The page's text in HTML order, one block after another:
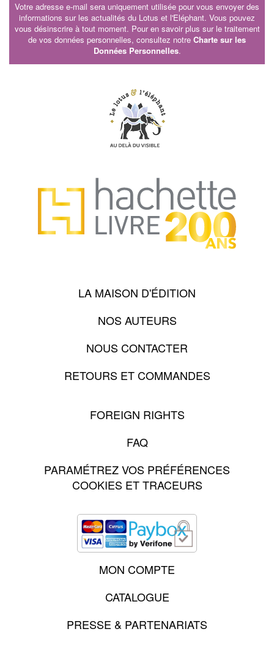
Votre adresse e-mail sera uniquement utilisée pour vous envoyer des
informations sur les actualités du Lotus et l'Eléphant. Vous pouvez
vous désinscrire à tout moment. Pour en savoir plus sur le traitement
de vos données personnelles, consultez notre Charte sur les
Données Personnelles.
LA MAISON D'ÉDITION
NOS AUTEURS
NOUS CONTACTER
RETOURS ET COMMANDES
FOREIGN RIGHTS
FAQ
PARAMÉTREZ VOS PRÉFÉRENCES
COOKIES ET TRACEURS
MON COMPTE
CATALOGUE
PRESSE & PARTENARIATS